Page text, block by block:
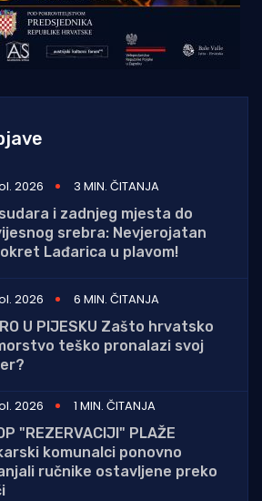
2026
3 MIN. ČITANJA
i zadnjeg mjesta do
srebra: Nevjerojatan
Lađarica u plavom!
2026
6 MIN. ČITANJA
U PIJESKU Zašto hrvatsko
teško pronalazi svoj
2026
1 MIN. ČITANJA
"REZERVACIJI" PLAŽE
komunalci ponovno
ručnike ostavljene preko